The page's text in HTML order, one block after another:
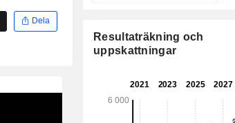
Dela
Resultaträkning och
uppskattningar